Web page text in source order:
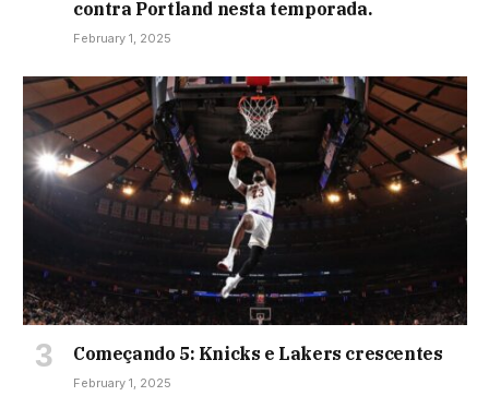
contra Portland nesta temporada.
February 1, 2025
Começando 5: Knicks e Lakers crescentes
February 1, 2025